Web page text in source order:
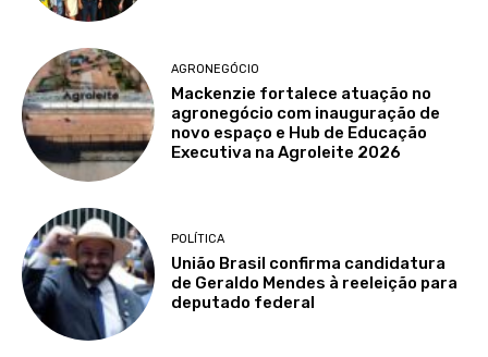
AGRONEGÓCIO
Mackenzie fortalece atuação no
agronegócio com inauguração de
novo espaço e Hub de Educação
Executiva na Agroleite 2026
POLÍTICA
União Brasil confirma candidatura
de Geraldo Mendes à reeleição para
deputado federal